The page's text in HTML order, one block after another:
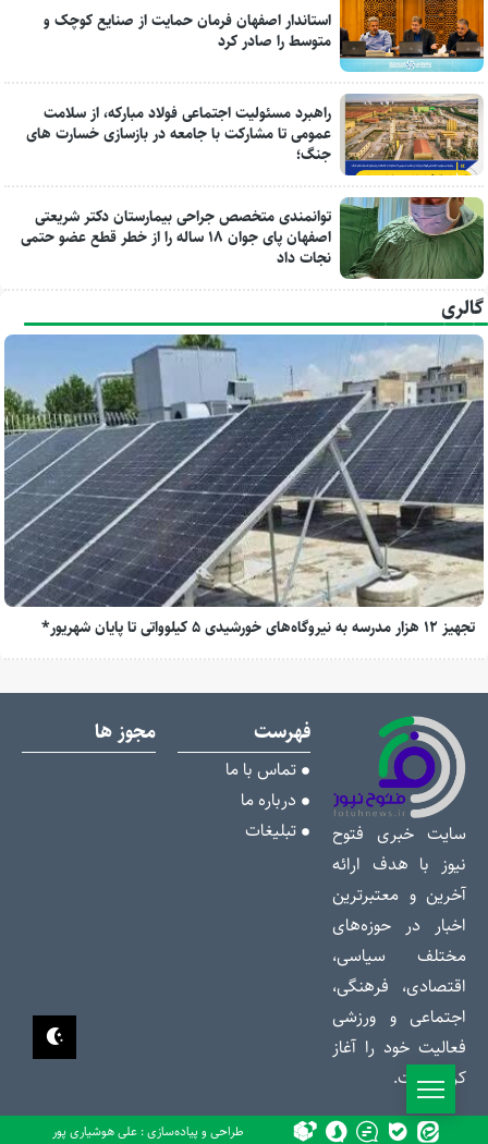
استاندار اصفهان فرمان حمایت از صنایع کوچک و
متوسط را صادر کرد
راهبرد مسئولیت اجتماعی فولاد مبارکه، از سلامت
عمومی تا مشارکت با جامعه در بازسازی خسارت های
جنگ؛
توانمندی متخصص جراحی بیمارستان دکتر شریعتی
اصفهان پای جوان ۱۸ ساله را از خطر قطع عضو حتمی
نجات داد
گالری
تجهیز ۱۲ هزار مدرسه به نیروگاه‌های خورشیدی ۵ کیلوواتی تا پایان شهریور*
سایت خبری فتوح
نیوز با هدف ارائه
آخرین و معتبرترین
اخبار در حوزه‌های
مختلف سیاسی،
اقتصادی، فرهنگی،
اجتماعی و ورزشی
فعالیت خود را آغاز
کرده است.
فهرست
تماس با ما
درباره ما
تبلیغات
مجوز ها
طراحی و پیاده‌سازی : علی هوشیاری پور